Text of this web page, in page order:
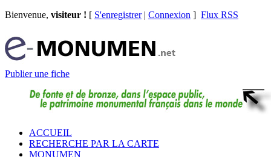
Bienvenue, visiteur ! [ S'enregistrer| Connexion ] Flux RSS
Publier une fiche
ACCUEIL
RECHERCHE PAR LA CARTE
MONUMEN